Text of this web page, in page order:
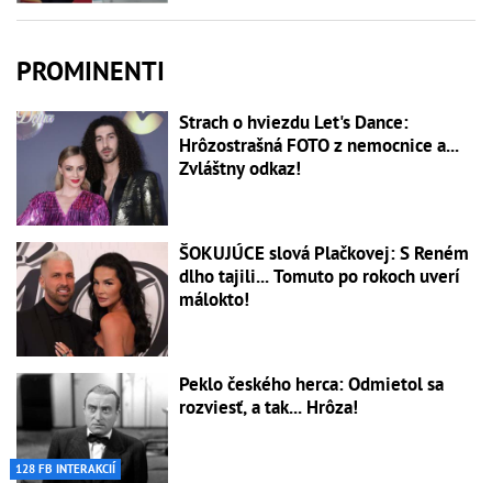
PROMINENTI
Strach o hviezdu Let's Dance:
Hrôzostrašná FOTO z nemocnice a...
Zvláštny odkaz!
ŠOKUJÚCE slová Plačkovej: S Reném
dlho tajili... Tomuto po rokoch uverí
málokto!
128 FB INTERAKCIÍ
Peklo českého herca: Odmietol sa
rozviesť, a tak... Hrôza!